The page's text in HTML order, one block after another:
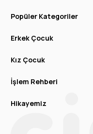
Popüler Kategoriler
Erkek Çocuk
Kız Çocuk
İşlem Rehberi
Hikayemiz